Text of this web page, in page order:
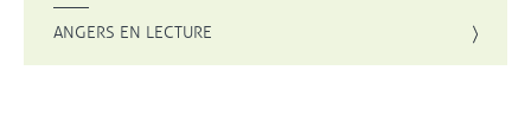
ANGERS EN LECTURE